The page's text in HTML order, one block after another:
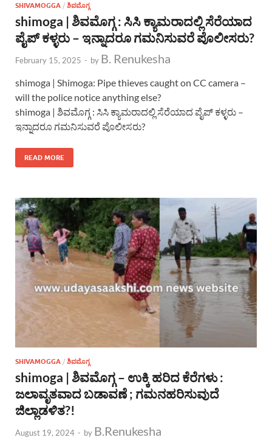
SHIVAMOGGA / ಶಿವಮೊಗ್ಗ
shimoga | ಶಿವಮೊಗ್ಗ : ಸಿಸಿ ಕ್ಯಾಮರಾದಲ್ಲಿ ಸೆರೆಯಾದ
ಪೈಪ್ ಕಳ್ಳರು – ಇನ್ನಾದರೂ ಗಮನಿಸುವರೆ ಪೊಲೀಸರು?
February 15, 2025 - by B. Renukesha
shimoga | Shimoga: Pipe thieves caught on CC camera –
will the police notice anything else?
shimoga | ಶಿವಮೊಗ್ಗ : ಸಿಸಿ ಕ್ಯಾಮರಾದಲ್ಲಿ ಸೆರೆಯಾದ ಪೈಪ್ ಕಳ್ಳರು –
ಇನ್ನಾದರೂ ಗಮನಿಸುವರೆ ಪೊಲೀಸರು?
READ MORE
SHIVAMOGGA / ಶಿವಮೊಗ್ಗ
shimoga | ಶಿವಮೊಗ್ಗ – ಉಕ್ಕಿ ಹರಿದ ಕೆರೆಗಳು :
ಜಲಾವೃತವಾದ ಬಡಾವಣೆ ; ಗಮನಹರಿಸುವುದೆ
ಜಿಲ್ಲಾಡಳಿತ?!
August 19, 2024 - by B.Renukesha